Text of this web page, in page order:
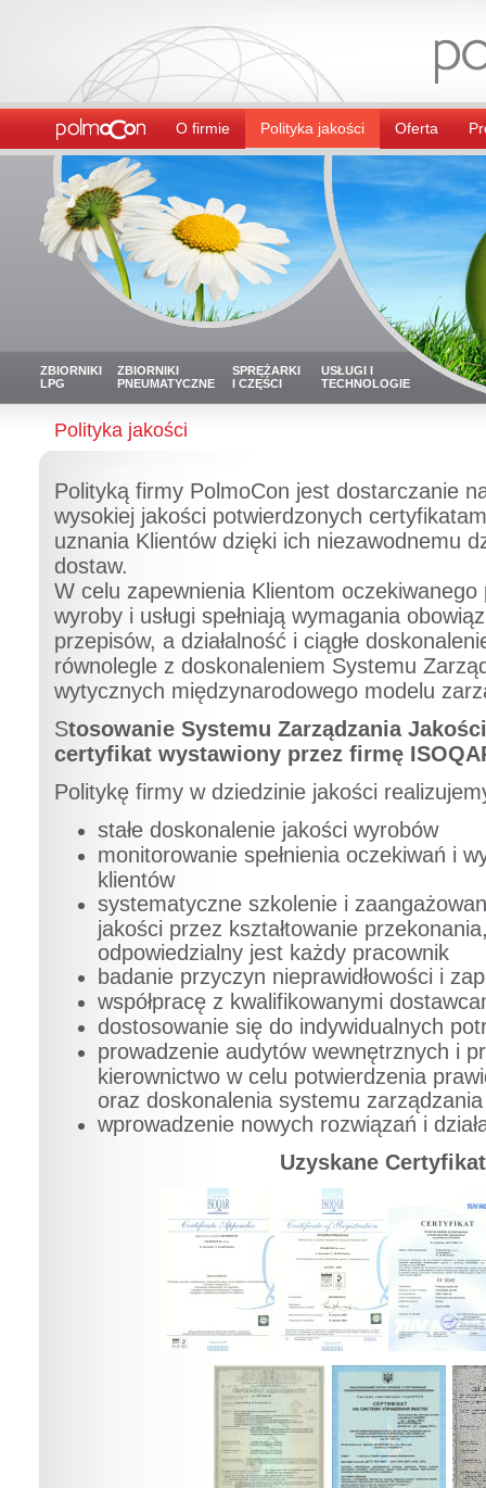
O firmie Polityka jakości Oferta
ZBIORNIKI
LPG
ZBIORNIKI
PNEUMATYCZNE
SPRĘŻARKI
I CZĘŚCI
USŁUGI I
TECHNOLOGIE
Polityka jakości
Polityką firmy PolmoCon jest dostarczanie
wysokiej jakości potwierdzonych
uznania Klientów dzięki ich niezawodnemu
dostaw.
W celu zapewnienia Klientom
wyroby i usługi spełniają wymagania
przepisów, a działalność i ciągłe
równolegle z doskonaleniem Systemu
wytycznych międzynarodowego modelu
Stosowanie Systemu Zarządzania
certyfikat wystawiony przez firmę
Politykę firmy w dziedzinie jakości
stałe doskonalenie jakości wyrobów
monitorowanie spełnienia oczekiwań i
klientów
systematyczne szkolenie i
jakości przez kształtowanie
odpowiedzialny jest każdy pracownik
badanie przyczyn nieprawidłowości i
współpracę z kwalifikowanymi
dostosowanie się do indywidualnych
prowadzenie audytów wewnętrznych i
kierownictwo w celu potwierdzenia
oraz doskonalenia systemu
wprowadzenie nowych rozwiązań i
Uzyskane